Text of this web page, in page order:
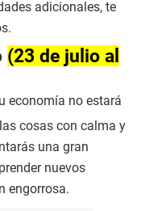
adicionales, te
(23 de julio al
economía no estará
cosas con calma y
una gran
nuevos
engorrosa.